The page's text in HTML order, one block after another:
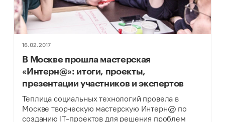
16.02.2017
В Москве прошла мастерская
«Интерн@»: итоги, проекты,
презентации участников и экспертов
Теплица социальных технологий провела в
Москве творческую мастерскую Интерн@ по
созданию IT-проектов для решения проблем